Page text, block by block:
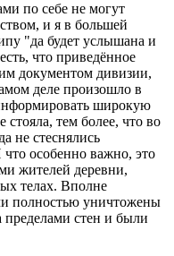
по себе не могут
и я в большей
"да будет услышана и
что приведённое
документом дивизии,
деле произошло в
широкую
стояла, тем более, что во
не стеснялись
что особенно важно, это
жителей деревни,
телах. Вполне
полностью уничтожены
стен и были